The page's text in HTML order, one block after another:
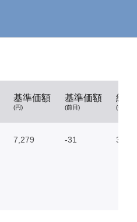
基準価額
(円)
基準価額
(前日)
純資
(億円)
7,279 -31 34.31